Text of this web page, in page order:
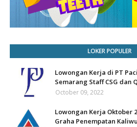
LOKER POPULER
Lowongan Kerja di PT
Semarang Staff CSG dan
October 09, 2022
Lowongan Kerja Oktober
Graha Penempatan